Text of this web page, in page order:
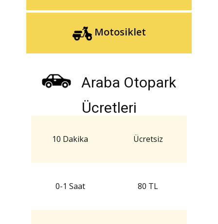
Motosiklet
Araba Otopark
Ücretleri
10 Dakika Ücretsiz
0-1 Saat 80 TL